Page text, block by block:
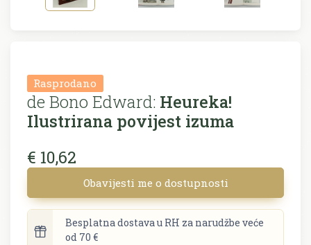
Rasprodano
de Bono Edward: Heureka!
Ilustrirana povijest izuma
€ 10,62
Obavijesti me o dostupnosti
Besplatna dostava u RH za narudžbe veće
od 70 €